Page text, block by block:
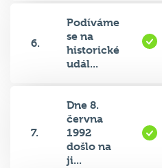
6.
Podíváme
se na
historické
udál...
7.
Dne 8.
června
1992
došlo na
ji...